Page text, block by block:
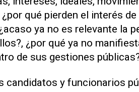
qué pierden el interés
ya no es relevante la
¿por qué ya no
de sus gestiones
candidatos y funcionarios